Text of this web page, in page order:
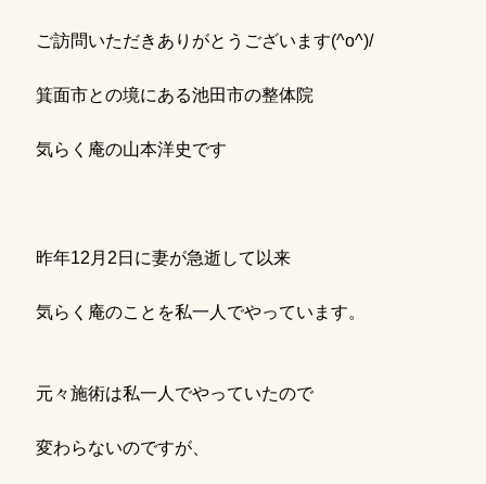
ご訪問いただきありがとうございます(^o^)/
箕面市との境にある池田市の整体院
気らく庵の山本洋史です
昨年12月2日に妻が急逝して以来
気らく庵のことを私一人でやっています。
元々施術は私一人でやっていたので
変わらないのですが、